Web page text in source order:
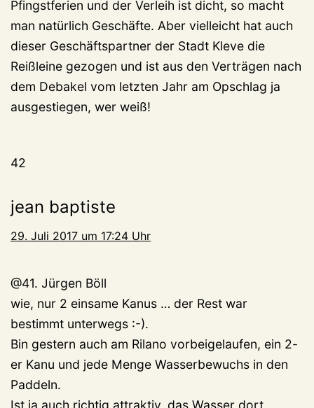
Pfingstferien und der Verleih ist dicht, so macht
man natürlich Geschäfte. Aber vielleicht hat auch
dieser Geschäftspartner der Stadt Kleve die
Reißleine gezogen und ist aus den Verträgen nach
dem Debakel vom letzten Jahr am Opschlag ja
ausgestiegen, wer weiß!
42
jean baptiste
29. Juli 2017 um 17:24 Uhr
@41. Jürgen Böll
wie, nur 2 einsame Kanus … der Rest war
bestimmt unterwegs :-).
Bin gestern auch am Rilano vorbeigelaufen, ein 2-
er Kanu und jede Menge Wasserbewuchs in den
Paddeln.
Ist ja auch richtig attraktiv, das Wasser dort.